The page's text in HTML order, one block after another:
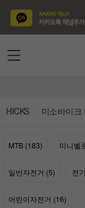
HICKS 미소바이크
MTB (183) 미니벨
일반자전거 (5) 전
어린이자전거 (16)